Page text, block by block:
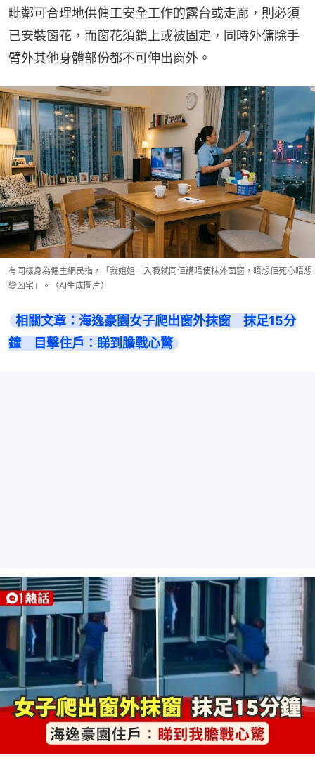
毗鄰可合理地供傭工安全工作的露台或走廊，則必須
已安裝窗花，而窗花須鎖上或被固定，同時外傭除手
臂外其他身體部份都不可伸出窗外。
有同樣身為僱主網民指，「我姐姐一入職就同佢講唔使抹外面窗，唔想佢死亦唔想
變凶宅」。（AI生成圖片）
相關文章：海逸豪園女子爬出窗外抹窗　抹足15分
鐘　目擊住戶：睇到膽戰心驚